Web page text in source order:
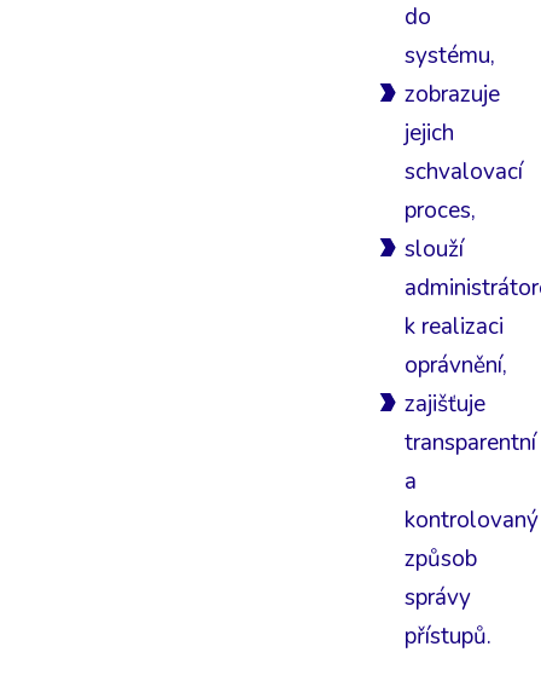
do
systému,
zobrazuje
jejich
schvalovací
proces,
slouží
k realizaci
oprávnění,
zajišťuje
transparentní
a
kontrolovaný
způsob
správy
přístupů.